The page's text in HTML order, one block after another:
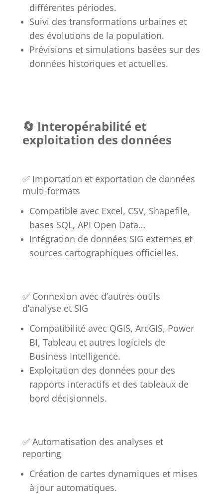
différentes périodes.
Suivi des transformations urbaines et
des évolutions de la population.
Prévisions et simulations basées sur des
données historiques et actuelles.
🔄 Interopérabilité et
exploitation des données
✅ Importation et exportation de données
multi-formats
Compatible avec Excel, CSV, Shapefile,
bases SQL, API Open Data…
Intégration de données SIG externes et
sources cartographiques officielles.
✅ Connexion avec d’autres outils
d’analyse et SIG
Compatibilité avec QGIS, ArcGIS, Power
BI, Tableau et autres logiciels de
Business Intelligence.
Exploitation des données pour des
rapports interactifs et des tableaux de
bord décisionnels.
✅ Automatisation des analyses et
reporting
Création de cartes dynamiques et mises
à jour automatiques.